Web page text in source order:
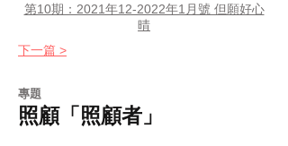
第10期：2021年12-2022年1月號 但願好心
晴
下一篇 >
​專題
照顧「照顧者」